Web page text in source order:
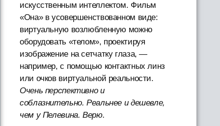
искусственным интеллектом. Фильм
«Она» в усовершенствованном виде:
виртуальную возлюбленную можно
оборудовать «телом», проектируя
изображение на сетчатку глаза, —
например, с помощью контактных линз
или очков виртуальной реальности.
Очень перспективно и
соблазнительно. Реальнее и дешевле,
чем у Пелевина. Верю.